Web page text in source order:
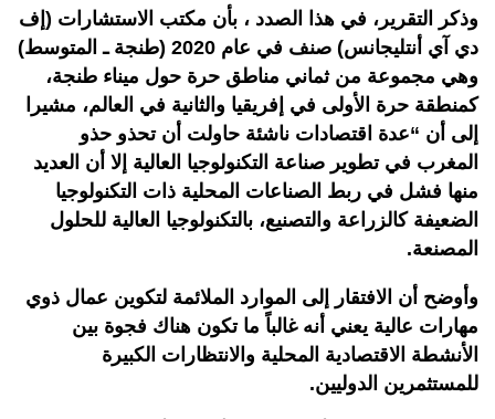
وذكر التقرير، في هذا الصدد ، بأن مكتب الاستشارات (إف
دي آي أنتليجانس) صنف في عام 2020 (طنجة ـ المتوسط)
وهي مجموعة من ثماني مناطق حرة حول ميناء طنجة،
كمنطقة حرة الأولى في إفريقيا والثانية في العالم، مشيرا
إلى أن “عدة اقتصادات ناشئة حاولت أن تحذو حذو
المغرب في تطوير صناعة التكنولوجيا العالية إلا أن العديد
منها فشل في ربط الصناعات المحلية ذات التكنولوجيا
الضعيفة كالزراعة والتصنيع، بالتكنولوجيا العالية للحلول
المصنعة.
وأوضح أن الافتقار إلى الموارد الملائمة لتكوين عمال ذوي
مهارات عالية يعني أنه غالباً ما تكون هناك فجوة بين
الأنشطة الاقتصادية المحلية والانتظارات الكبيرة
للمستثمرين الدوليين.